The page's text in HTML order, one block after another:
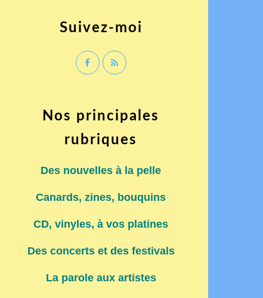
Suivez-moi
Nos principales
rubriques
Des nouvelles à la pelle
Canards, zines, bouquins
CD, vinyles, à vos platines
Des concerts et des festivals
La parole aux artistes